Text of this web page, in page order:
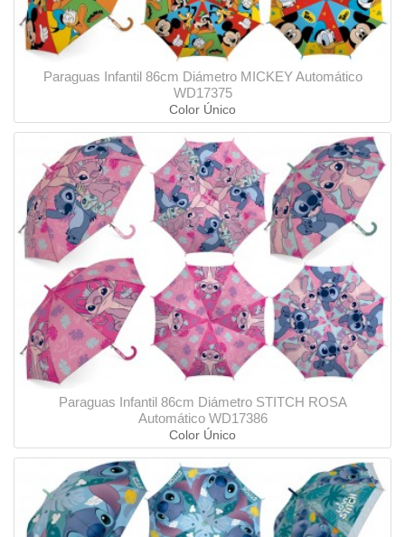
Paraguas Infantil 86cm Diámetro MICKEY Automático
WD17375
Color Único
Paraguas Infantil 86cm Diámetro STITCH ROSA
Automático WD17386
Color Único